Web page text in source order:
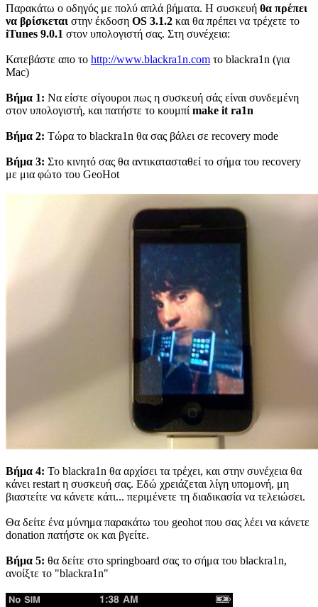
Παρακάτω ο οδηγός με πολύ απλά βήματα. Η συσκευή θα πρέπει
να βρίσκεται στην έκδοση OS 3.1.2 και θα πρέπει να τρέχετε το
iTunes 9.0.1 στον υπολογιστή σας. Στη συνέχεια:
Κατεβάστε απο το http://www.blackra1n.com το blackra1n (για
Mac)
Βήμα 1: Να είστε σίγουροι πως η συσκευή σάς είναι συνδεμένη
στον υπολογιστή, και πατήστε το κουμπί make it ra1n
Βήμα 2: Τώρα το blackra1n θα σας βάλει σε recovery mode
Βήμα 3: Στο κινητό σας θα αντικατασταθεί το σήμα του recovery
με μια φώτο του GeoHot
Βήμα 4: Το blackra1n θα αρχίσει τα τρέχει, και στην συνέχεια θα
κάνει restart η συσκευή σας. Εδώ χρειάζεται λίγη υπομονή, μη
βιαστείτε να κάνετε κάτι... περιμένετε τη διαδικασία να τελειώσει.
Θα δείτε ένα μύνημα παρακάτω του geohot που σας λέει να κάνετε
donation πατήστε οκ και βγείτε.
Βήμα 5: θα δείτε στο springboard σας το σήμα του blackra1n,
ανοίξτε το "blackra1n"